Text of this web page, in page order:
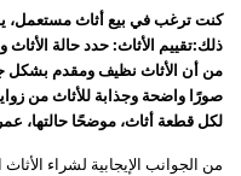
كنت ترغب في بيع أثاث مستعمل،
ذلك:تقييم الأثاث: حدد حالة الأثاث
من أن الأثاث نظيف ومقدم بشكل
صورًا واضحة وجذابة للأثاث من
لكل قطعة أثاث، موضحًا حالتها،
من الجوانب الإيجابية لشراء